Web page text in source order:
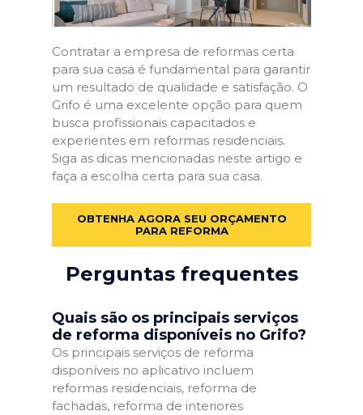
Contratar a empresa de reformas certa
para sua casa é fundamental para garantir
um resultado de qualidade e satisfação. O
Grifo é uma excelente opção para quem
busca profissionais capacitados e
experientes em reformas residenciais.
Siga as dicas mencionadas neste artigo e
faça a escolha certa para sua casa.
OBTENHA AGORA SEU ORÇAMENTO
PARA REFORMA
Perguntas frequentes
Quais são os principais serviços
de reforma disponíveis no Grifo?
Os principais serviços de reforma
disponíveis no aplicativo incluem
reformas residenciais, reforma de
fachadas, reforma de interiores